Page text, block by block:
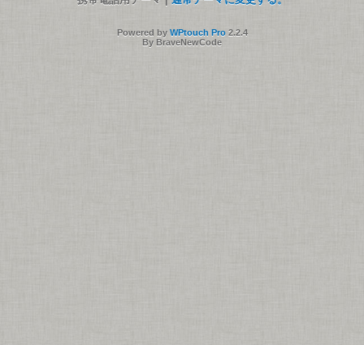
Powered by WPtouch Pro2.2.4
By BraveNewCode